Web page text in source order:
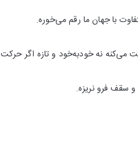
با جهان ما رقم می‌خوره.
می‌کنه نه خودبه‌خود و تازه اگر حرکت
و سقف فرو نریزه.